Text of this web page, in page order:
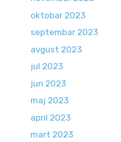
oktobar 2023
septembar 2023
avgust 2023
jul 2023
jun 2023
maj 2023
april 2023
mart 2023